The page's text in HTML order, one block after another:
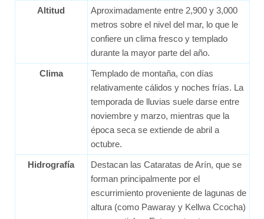
Altitud
Aproximadamente entre 2,900 y 3,000
metros sobre el nivel del mar, lo que le
confiere un clima fresco y templado
durante la mayor parte del año.
Clima
Templado de montaña, con días
relativamente cálidos y noches frías. La
temporada de lluvias suele darse entre
noviembre y marzo, mientras que la
época seca se extiende de abril a
octubre.
Hidrografía
Destacan las Cataratas de Arín, que se
forman principalmente por el
escurrimiento proveniente de lagunas de
altura (como Pawaray y Kellwa Ccocha)